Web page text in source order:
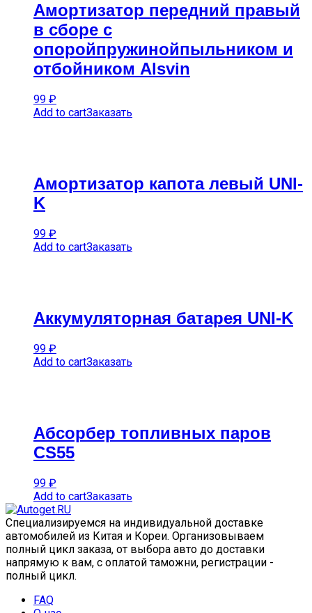
Амортизатор передний правый
в сборе с
опоройпружинойпыльником и
отбойником Alsvin
99 ₽
Add to cartЗаказать
Амортизатор капота левый UNI-
K
99 ₽
Add to cartЗаказать
Аккумуляторная батарея UNI-K
99 ₽
Add to cartЗаказать
Абсорбер топливных паров
CS55
99 ₽
Add to cartЗаказать
Специализируемся на индивидуальной доставке
автомобилей из Китая и Кореи. Организовываем
полный цикл заказа, от выбора авто до доставки
напрямую к вам, с оплатой таможни, регистрации -
полный цикл.
FAQ